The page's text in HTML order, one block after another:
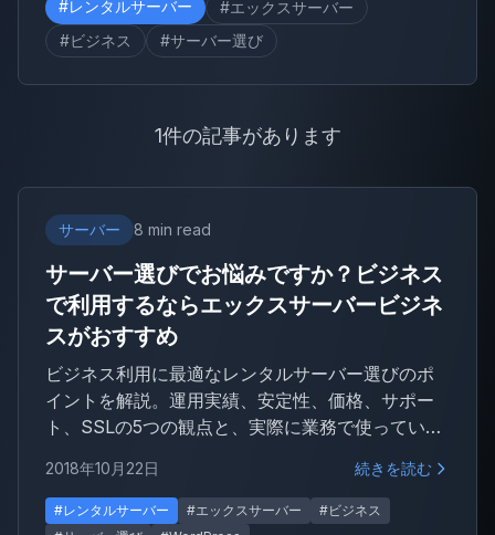
#レンタルサーバー
#エックスサーバー
#ビジネス
#サーバー選び
1件の記事があります
サーバー 8 min read
サーバー選びでお悩みですか？ビジネス
で利用するならエックスサーバービジネ
スがおすすめ
ビジネス利用に最適なレンタルサーバー選びのポ
イントを解説。運用実績、安定性、価格、サポー
ト、SSLの5つの観点と、実際に業務で使っている
る理由を紹介します。
2018年10月22日 続きを読む
#レンタルサーバー #エックスサーバー
#ビジネス